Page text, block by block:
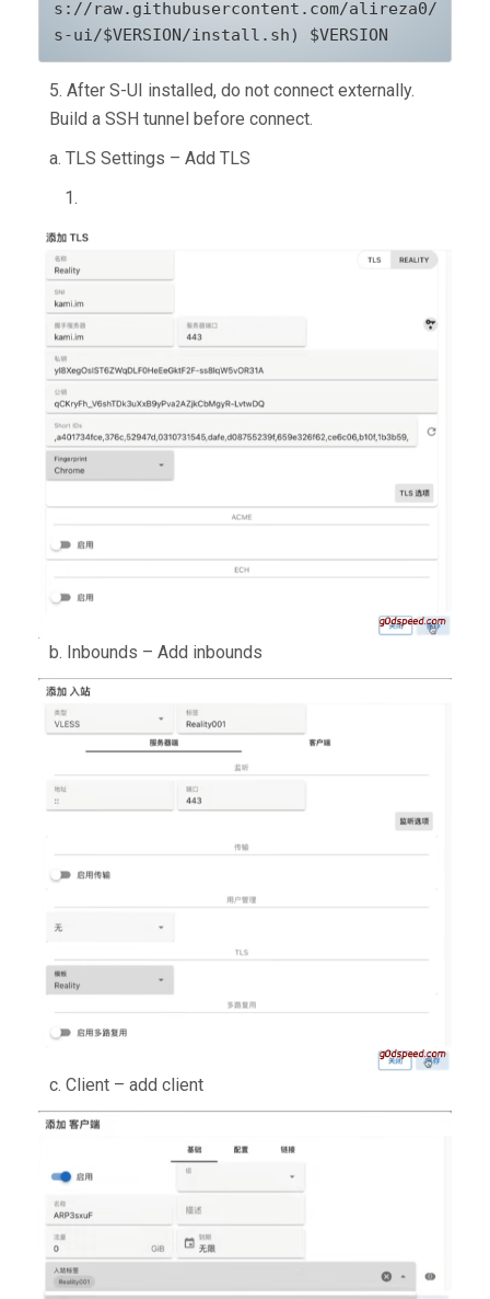
s://raw.githubusercontent.com/alireza0/
s-ui/$VERSION/install.sh) $VERSION
5. After S-UI installed, do not connect externally.
Build a SSH tunnel before connect.
a. TLS Settings – Add TLS
b. Inbounds – Add inbounds
c. Client – add client